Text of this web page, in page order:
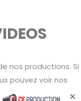
nos productions. Si
pouvez voir nos
Youtube